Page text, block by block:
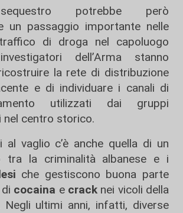
sequestro potrebbe però
un passaggio importante nelle
di droga nel capoluogo
dell’Arma stanno
la rete di distribuzione
e di individuare i canali di
utilizzati dai gruppi
nel centro storico.
al vaglio c’è anche quella di un
tra la criminalità albanese e i
che gestiscono buona parte
cocaina e cracknei vicoli della
Negli ultimi anni, infatti, diverse